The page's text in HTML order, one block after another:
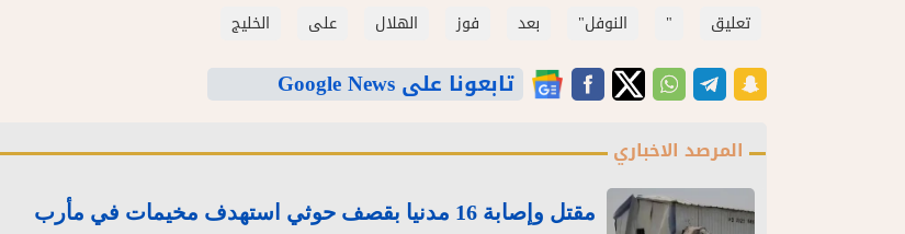
تعليق " النوفل" بعد فوز الهلال على الخليج
تابعونا على Google News
المرصد الاخباري
مقتل وإصابة 16 مدنيا بقصف حوثي استهدف مخيمات في مأرب